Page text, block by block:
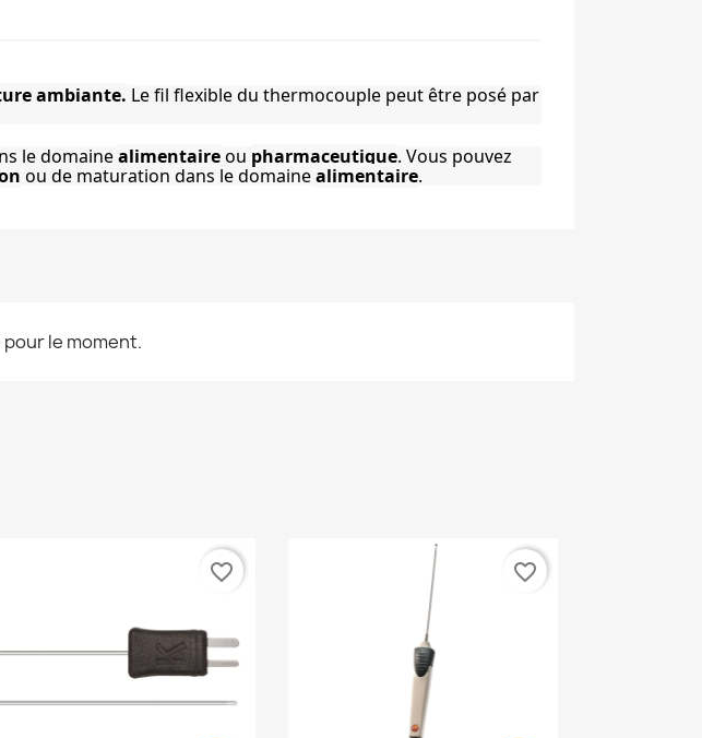
ambiante. Le fil flexible du thermocouple peut être posé par
le domaine alimentaire ou pharmaceutique. Vous pouvez
ou de maturation dans le domaine alimentaire.
le moment.
favorite_border favorite_border